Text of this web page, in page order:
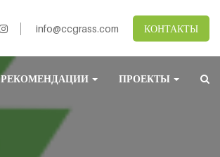
info@ccgrass.com КОНТАКТЫ
РЕКОМЕНДАЦИИ ПРОЕКТЫ